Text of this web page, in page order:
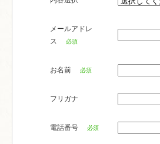
メールアドレ
ス
必須
お名前 必須
フリガナ
電話番号 必須